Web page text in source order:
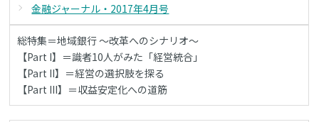
金融ジャーナル・2017年4月号
総特集＝地域銀行 ～改革へのシナリオ～
【Part I】＝識者10人がみた「経営統合」
【Part II】＝経営の選択肢を探る
【Part III】＝収益安定化への道筋